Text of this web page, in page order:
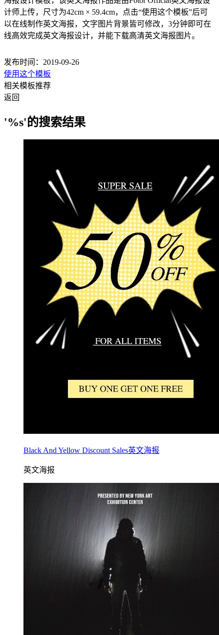
计师上传，尺寸为42cm × 59.4cm，点击“使用这个模板”后可
以在线制作英文海报，文字图片背景皆可修改，3分钟即可在
线高效完成英文海报设计，并能下载高清英文海报图片。
发布时间：2019-09-26
使用这个模板
相关模板推荐
返回
'%s'的搜索结果
Black And Yellow Discount Sales英文海报
英文海报